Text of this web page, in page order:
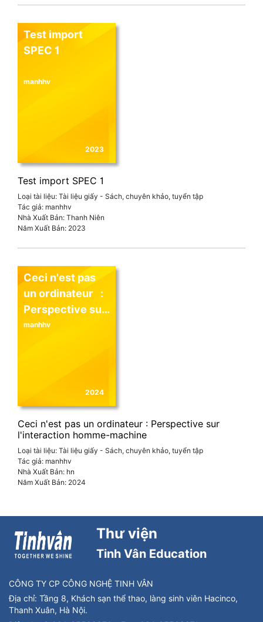
Test import
SPEC 1
manhhv
2023
Test import SPEC 1
Loại tài liệu: Tài liệu giấy - Sách, chuyên khảo, tuyển tập
Tác giả: manhhv
Nhà Xuất Bản: Thanh Niên
Năm Xuất Bản: 2023
Ceci n'est pas
un ordinateur   :
Perspective sur
l'interaction
manhhv
2024
Ceci n'est pas un ordinateur : Perspective sur
l'interaction homme-machine
Loại tài liệu: Tài liệu giấy - Sách, chuyên khảo, tuyển tập
Tác giả: manhhv
Nhà Xuất Bản: hn
Năm Xuất Bản: 2024
Thư viện
Tinh Vân Education
CÔNG TY CP CÔNG NGHỆ TINH VÂN
Địa chỉ: Tầng 8, Khách sạn thể thao, làng sinh viên Hacinco,
Thanh Xuân, Hà Nội.